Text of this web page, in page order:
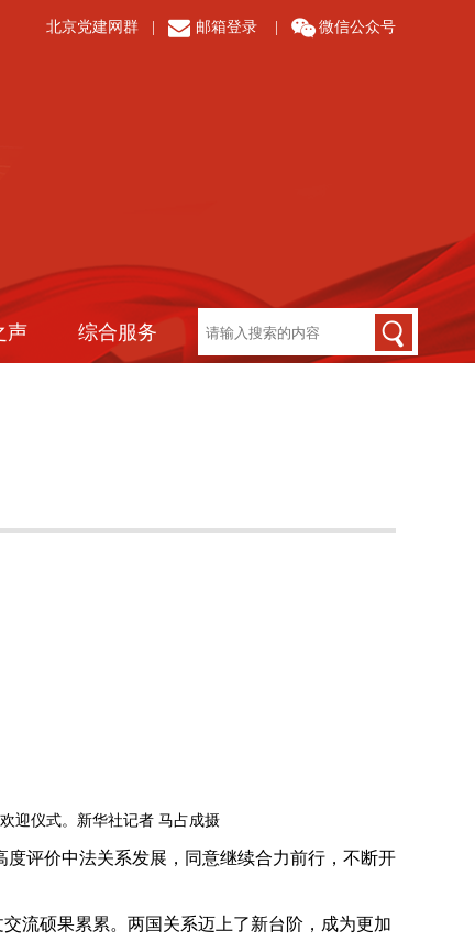
北京党建网群 邮箱登录 微信公众号
声 综合服务
迎仪式。新华社记者 马占成摄
评价中法关系发展，同意继续合力前行，不断开
流硕果累累。两国关系迈上了新台阶，成为更加